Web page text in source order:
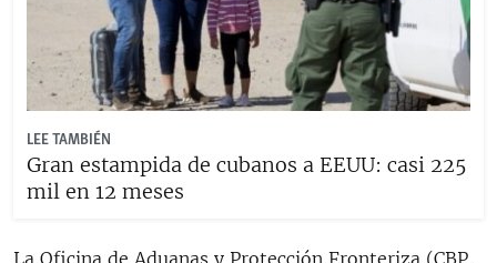
LEE TAMBIÉN
Gran estampida de cubanos a EEUU: casi 225
mil en 12 meses
La Oficina de Aduanas y Protección Fronteriza (CBP,